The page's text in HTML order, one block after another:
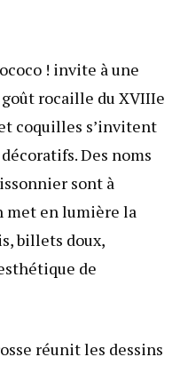
! invite à une
rocaille du XVIIIe
coquilles s’invitent
Des noms
sont à
met en lumière la
billets doux,
de
réunit les dessins